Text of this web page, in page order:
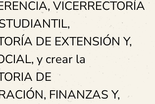
VICERRECTORÍA
DE EXTENSIÓN Y,
y crear la
DE
FINANZAS Y,